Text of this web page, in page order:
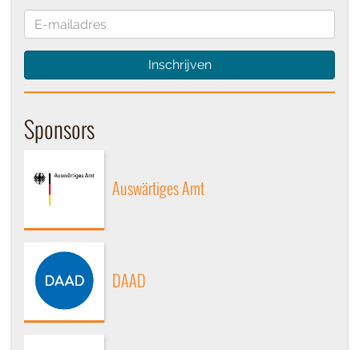
Inschrijven
Sponsors
Auswärtiges Amt
DAAD